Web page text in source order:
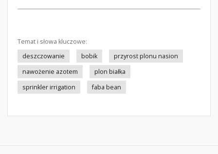
Temat i słowa kluczowe:
deszczowanie
bobik
przyrost plonu nasion
nawożenie azotem
plon białka
sprinkler irrigation
faba bean